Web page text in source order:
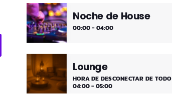
Noche de House
00:00 - 04:00
Lounge
HORA DE DESCONECTAR DE TODO
04:00 - 05:00